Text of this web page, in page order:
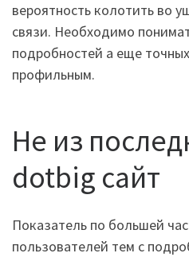
вероятность колотить во
связи. Необходимо
подробностей а еще
профильным.
Не из
dotbig сайт
Показатель по большей
пользователей тем с